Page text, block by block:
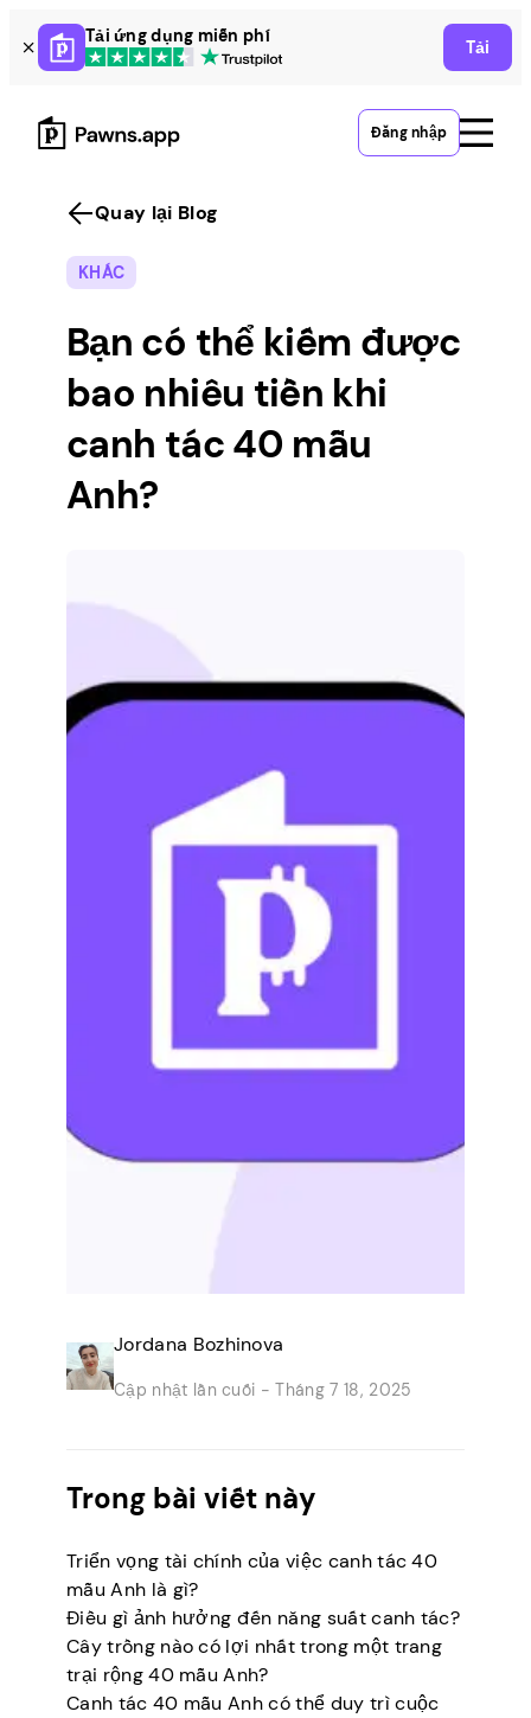
Skip
to
content
Tải ứng dụng miễn phí
Tải
Đăng nhập
Quay lại Blog
KHÁC
Bạn có thể kiếm được
bao nhiêu tiền khi
canh tác 40 mẫu
Anh?
Jordana Bozhinova
Cập nhật lần cuối - Tháng 7 18, 2025
Trong bài viết này
Triển vọng tài chính của việc canh tác 40
mẫu Anh là gì?
Điều gì ảnh hưởng đến năng suất canh tác?
Cây trồng nào có lợi nhất trong một trang
trại rộng 40 mẫu Anh?
Canh tác 40 mẫu Anh có thể duy trì cuộc